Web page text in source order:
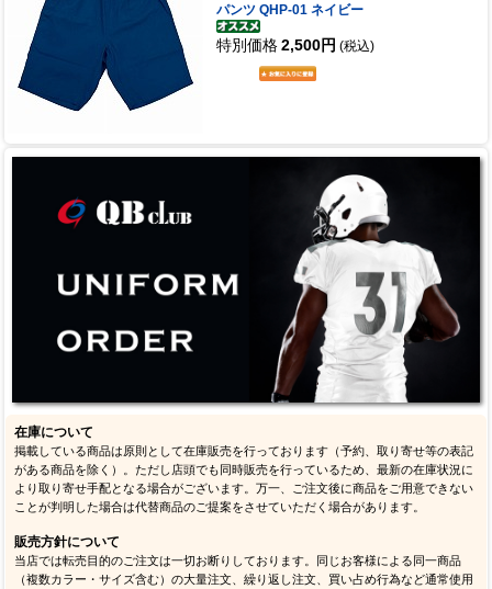
パンツ QHP-01 ネイビー
特別価格 2,500円 (税込)
在庫について
掲載している商品は原則として在庫販売を行っております（予約、取り寄せ等の表記
がある商品を除く）。ただし店頭でも同時販売を行っているため、最新の在庫状況に
より取り寄せ手配となる場合がございます。万一、ご注文後に商品をご用意できない
ことが判明した場合は代替商品のご提案をさせていただく場合があります。
販売方針について
当店では転売目的のご注文は一切お断りしております。同じお客様による同一商品
（複数カラー・サイズ含む）の大量注文、繰り返し注文、買い占め行為など通常使用